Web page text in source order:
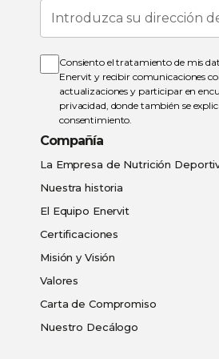
Inscríbase
nuestro
de
noticias:
Consiento el tratamiento de mis
Enervit y recibir comunicaciones
actualizaciones y participar en
privacidad , donde también se
consentimiento.
Compañía
La Empresa de Nutrición
Nuestra historia
El Equipo Enervit
Certificaciones
Misión y Visión
Valores
Carta de Compromiso
Nuestro Decálogo